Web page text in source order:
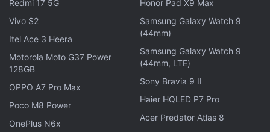
Redmi 17 5G
Vivo S2
Itel Ace 3 Heera
Motorola Moto G37 Power
128GB
OPPO A7 Pro Max
Poco M8 Power
OnePlus N6x
Honor Pad X9 Max
Samsung Galaxy Watch 9
(44mm)
Samsung Galaxy Watch 9
(44mm, LTE)
Sony Bravia 9 II
Haier HQLED P7 Pro
Acer Predator Atlas 8